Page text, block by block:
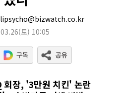
(토) 10:05
장, '3만원 치킨' 논란